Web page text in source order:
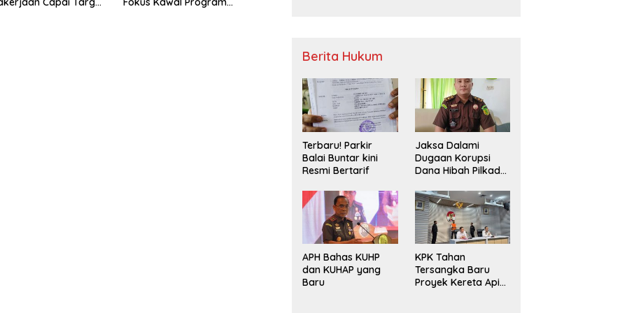
Berita Hukum
Terbaru! Parkir
Balai Buntar kini
Resmi Bertarif
Jaksa Dalami
Dugaan Korupsi
Dana Hibah Pilkada
Kaur
APH Bahas KUHP
dan KUHAP yang
Baru
KPK Tahan
Tersangka Baru
Proyek Kereta Api